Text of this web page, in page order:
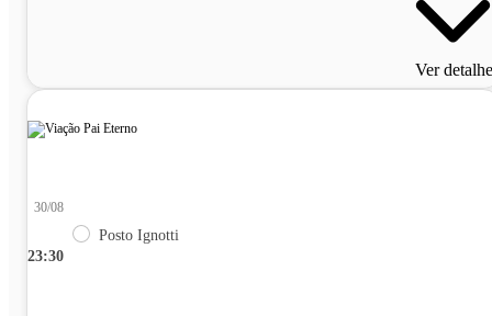
Ver
23:30
30/08
Posto Ignotti